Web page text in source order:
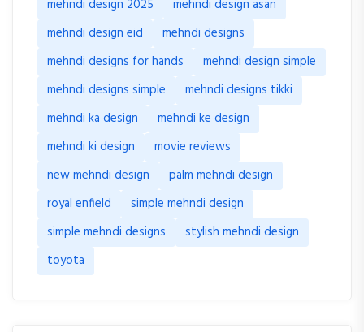
mehndi design 2025
mehndi design asan
mehndi design eid
mehndi designs
mehndi designs for hands
mehndi design simple
mehndi designs simple
mehndi designs tikki
mehndi ka design
mehndi ke design
mehndi ki design
movie reviews
new mehndi design
palm mehndi design
royal enfield
simple mehndi design
simple mehndi designs
stylish mehndi design
toyota